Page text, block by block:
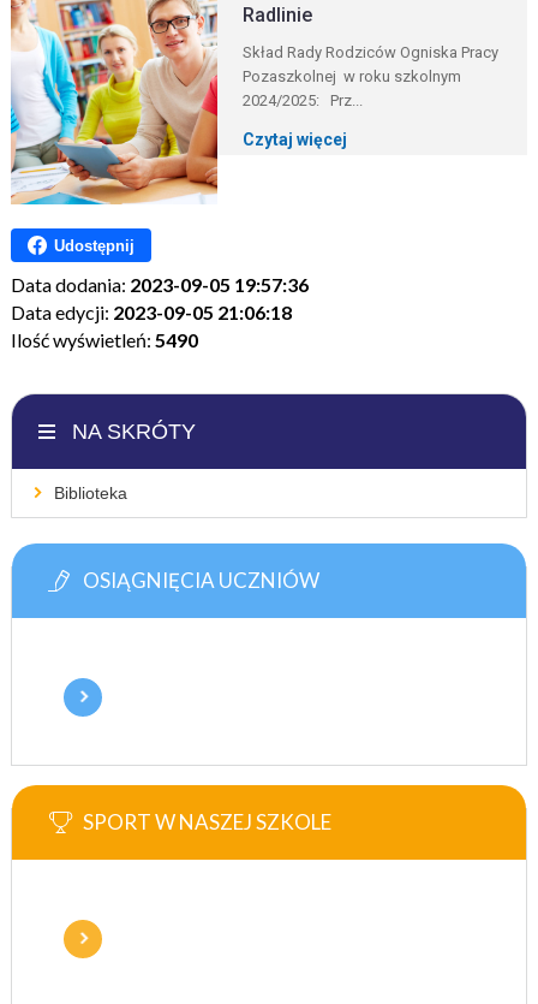
Radlinie
Skład Rady Rodziców Ogniska Pracy
Pozaszkolnej w roku szkolnym
2024/2025: Prz...
Czytaj więcej
Udostępnij
Data dodania: 2023-09-05 19:57:36
Data edycji: 2023-09-05 21:06:18
Ilość wyświetleń: 5490
NA SKRÓTY
Biblioteka
OSIĄGNIĘCIA UCZNIÓW
SPORT W NASZEJ SZKOLE